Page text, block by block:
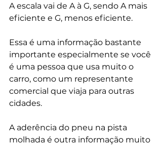
A escala vai de A à G, sendo A mais
eficiente e G, menos eficiente.
Essa é uma informação bastante
importante especialmente se você
é uma pessoa que usa muito o
carro, como um representante
comercial que viaja para outras
cidades.
A aderência do pneu na pista
molhada é outra informação muito